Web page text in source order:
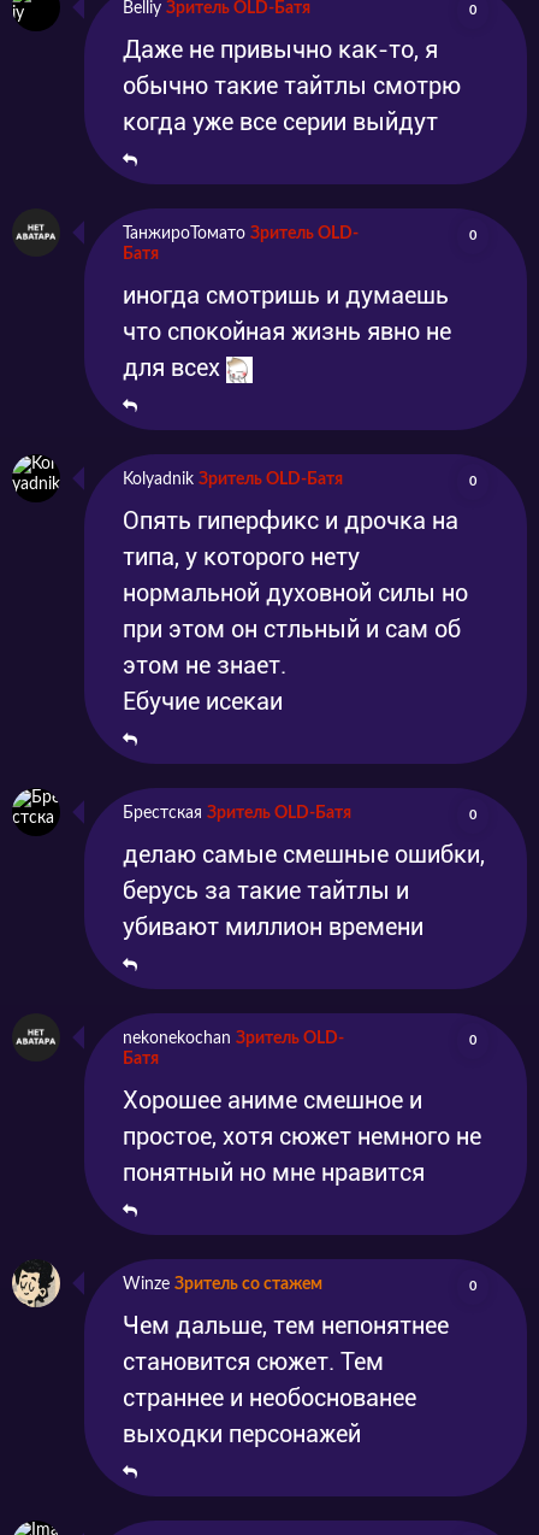
Belliy Зритель OLD-Батя 0
Даже не привычно как-то, я
обычно такие тайтлы смотрю
когда уже все серии выйдут
ТанжироТомато Зритель OLD-
Батя
0
иногда смотришь и думаешь
что спокойная жизнь явно не
для всех
Kolyadnik Зритель OLD-Батя 0
Опять гиперфикс и дрочка на
типа, у которого нету
нормальной духовной силы но
при этом он стльный и сам об
этом не знает.
Ебучие исекаи
Брестская Зритель OLD-Батя 0
делаю самые смешные ошибки,
берусь за такие тайтлы и
убивают миллион времени
nekonekochan Зритель OLD-
Батя
0
Хорошее аниме смешное и
простое, хотя сюжет немного не
понятный но мне нравится
Winze Зритель со стажем 0
Чем дальше, тем непонятнее
становится сюжет. Тем
страннее и необоснованее
выходки персонажей